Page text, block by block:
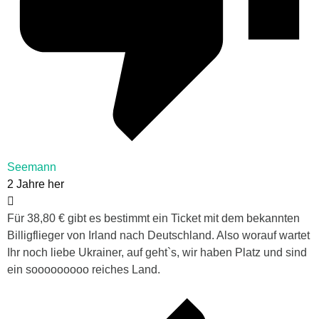
Seemann
2 Jahre her
Für 38,80 € gibt es bestimmt ein Ticket mit dem bekannten
Billigflieger von Irland nach Deutschland. Also worauf wartet
Ihr noch liebe Ukrainer, auf geht`s, wir haben Platz und sind
ein sooooooooo reiches Land.